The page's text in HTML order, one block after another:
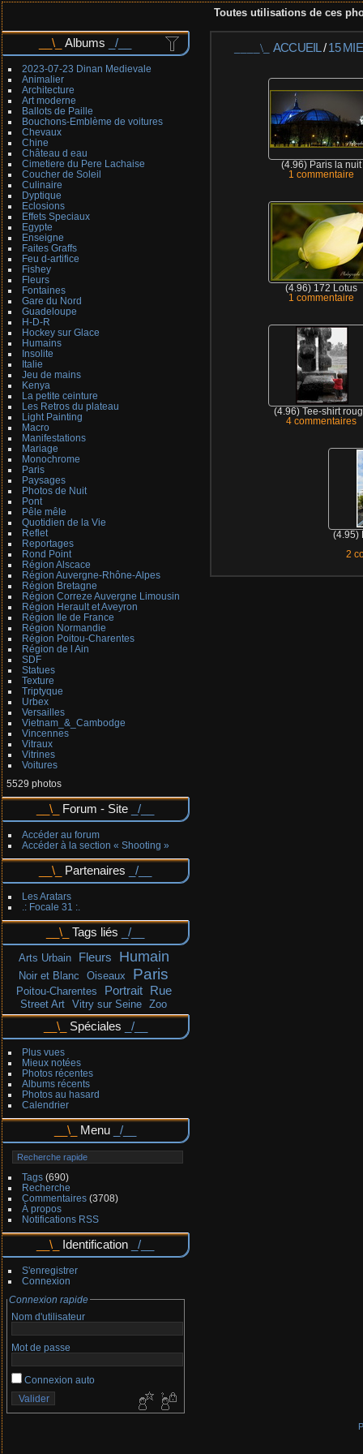
Toutes utilisations de ces
Albums
2023-07-23 Dinan Medievale
Animalier
Architecture
Art moderne
Ballots de Paille
Bouchons-Emblème de voitures
Chevaux
Chine
Château d eau
Cimetiere du Pere Lachaise
Coucher de Soleil
Culinaire
Dyptique
Eclosions
Effets Speciaux
Egypte
Enseigne
Faites Graffs
Feu d-artifice
Fishey
Fleurs
Fontaines
Gare du Nord
Guadeloupe
H-D-R
Hockey sur Glace
Humains
Insolite
Italie
Jeu de mains
Kenya
La petite ceinture
Les Retros du plateau
Light Painting
Macro
Manifestations
Mariage
Monochrome
Paris
Paysages
Photos de Nuit
Pont
Pêle mêle
Quotidien de la Vie
Reflet
Reportages
Rond Point
Région Alscace
Région Auvergne-Rhône-Alpes
Région Bretagne
Région Correze Auvergne Limousin
Région Herault et Aveyron
Région Ile de France
Région Normandie
Région Poitou-Charentes
Région de l Ain
SDF
Statues
Texture
Triptyque
Urbex
Versailles
Vietnam_&_Cambodge
Vincennes
Vitraux
Vitrines
Voitures
5529 photos
Forum - Site
Accéder au forum
Accéder à la section « Shooting »
Partenaires
Les Aratars
.: Focale 31 :.
Tags liés
Arts Urbain Fleurs Humain
Noir et Blanc Oiseaux Paris
Poitou-Charentes Portrait Rue
Street Art Vitry sur Seine Zoo
Spéciales
Plus vues
Mieux notées
Photos récentes
Albums récents
Photos au hasard
Calendrier
Menu
Tags(690)
Recherche
Commentaires(3708)
À propos
Notifications RSS
Identification
S'enregistrer
Connexion
Connexion rapide
Nom d'utilisateur
Mot de passe
Connexion auto
ACCUEIL/15
(4.96) Paris la nuit
1 commentaire
(4.96) 172 Lotus
1 commentaire
(4.96) Tee-shirt
4 commentaires
(4.95)
2